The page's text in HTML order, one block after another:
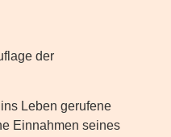
der
Leben gerufene
Einnahmen seines